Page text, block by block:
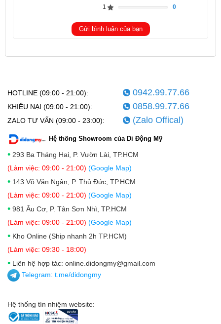
1
0
Gửi bình luận của bạn
HOTLINE (09:00 - 21:00): 0942.99.77.66
KHIẾU NẠI (09:00 - 21:00): 0858.99.77.66
ZALO TƯ VẤN (09:00 - 23:00): (Zalo Offical)
Hệ thống Showroom của Di Động Mỹ
• 293 Ba Tháng Hai, P. Vườn Lài, TP.HCM
(Làm việc: 09:00 - 21:00) (Google Map)
• 143 Võ Văn Ngân, P. Thủ Đức, TP.HCM
(Làm việc: 09:00 - 21:00) (Google Map)
• 981 Âu Cơ, P. Tân Sơn Nhì, TP.HCM
(Làm việc: 09:00 - 21:00) (Google Map)
• Kho Online (Ship nhanh 2h TP.HCM)
(Làm việc: 09:30 - 18:00)
• Liên hệ hợp tác: online.didongmy@gmail.com
Telegram: t.me/didongmy
Hệ thống tín nhiệm website: